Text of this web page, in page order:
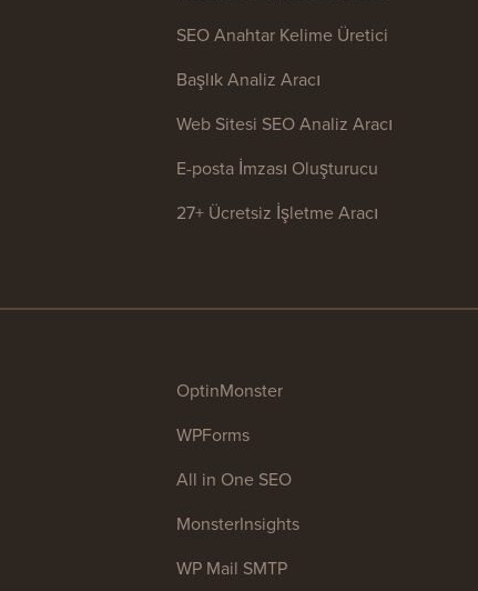
SEO Anahtar Kelime Üretici
Başlık Analiz Aracı
Web Sitesi SEO Analiz Aracı
E-posta İmzası Oluşturucu
27+ Ücretsiz İşletme Aracı
OptinMonster
WPForms
All in One SEO
MonsterInsights
WP Mail SMTP